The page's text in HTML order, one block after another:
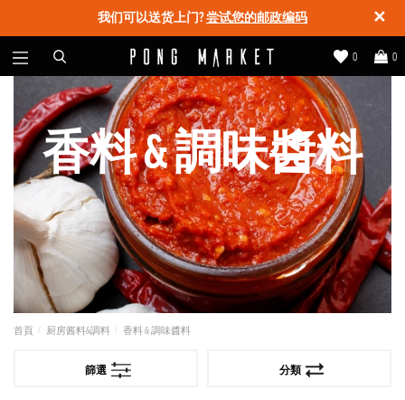
✕
我们可以送货上门?尝试您的邮政编码
0
0
香料 & 調味醬料
首頁 厨房酱料&調料 香料 & 調味醬料
篩選 分類